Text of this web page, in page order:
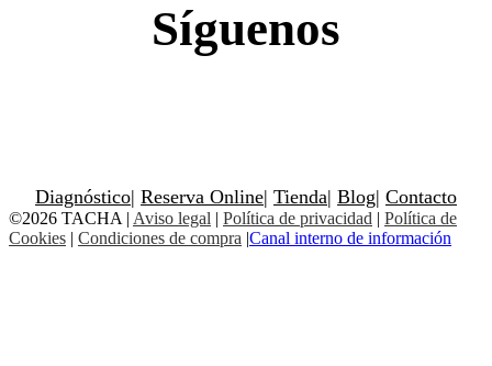
Síguenos
Diagnóstico| Reserva Online| Tienda| Blog| Contacto
©2026 TACHA Aviso legal Política de privacidad
Política de
Cookies
Condiciones de compra Canal interno de información